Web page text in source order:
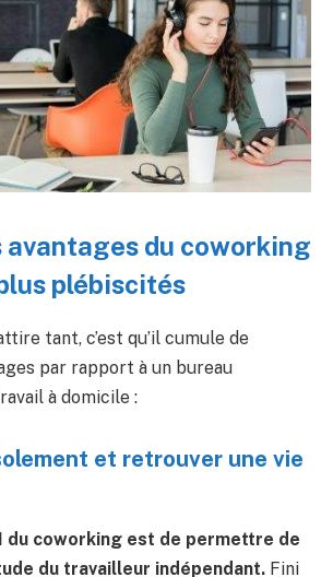
avantages du coworking
plébiscités
tant, c’est qu’il cumule de
par rapport à un bureau
à domicile :
et retrouver une vie
du coworking est de permettre de
du travailleur indépendant. Fini